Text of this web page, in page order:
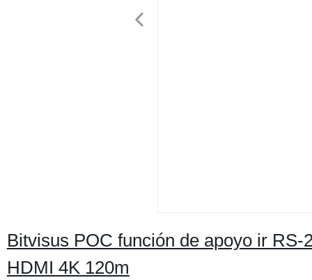
Bitvisus POC función de apoyo ir
HDMI 4K 120m